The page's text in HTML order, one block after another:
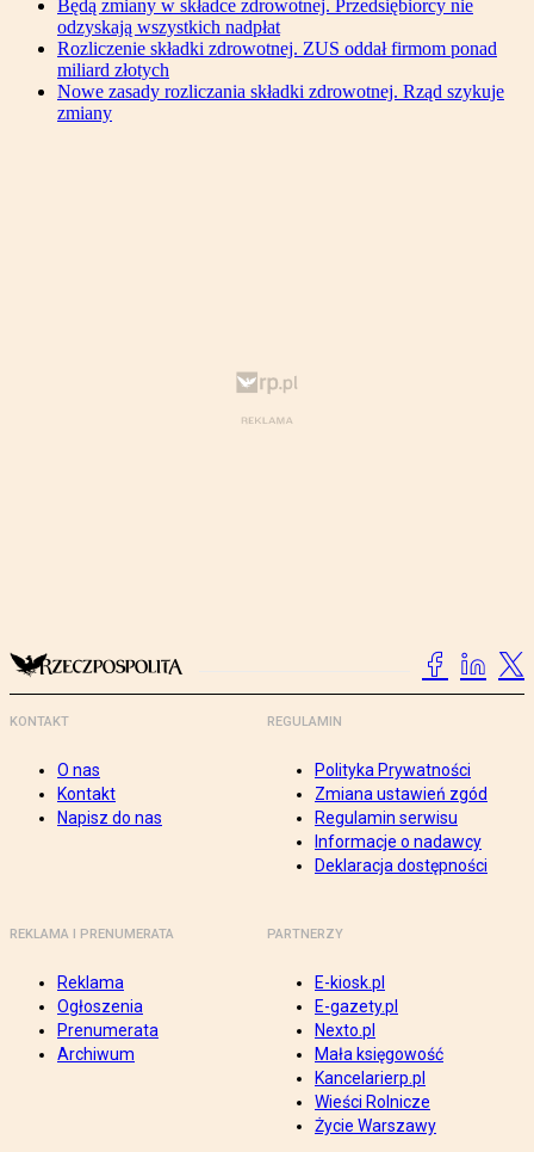
Będą zmiany w składce zdrowotnej. Przedsiębiorcy nie
odzyskają wszystkich nadpłat
Rozliczenie składki zdrowotnej. ZUS oddał firmom ponad
miliard złotych
Nowe zasady rozliczania składki zdrowotnej. Rząd szykuje
zmiany
KONTAKT
O nas
Kontakt
Napisz do nas
REGULAMIN
Polityka Prywatności
Zmiana ustawień zgód
Regulamin serwisu
Informacje o nadawcy
Deklaracja dostępności
REKLAMA I PRENUMERATA
Reklama
Ogłoszenia
Prenumerata
Archiwum
PARTNERZY
E-kiosk.pl
E-gazety.pl
Nexto.pl
Mała księgowość
Kancelarierp.pl
Wieści Rolnicze
Życie Warszawy